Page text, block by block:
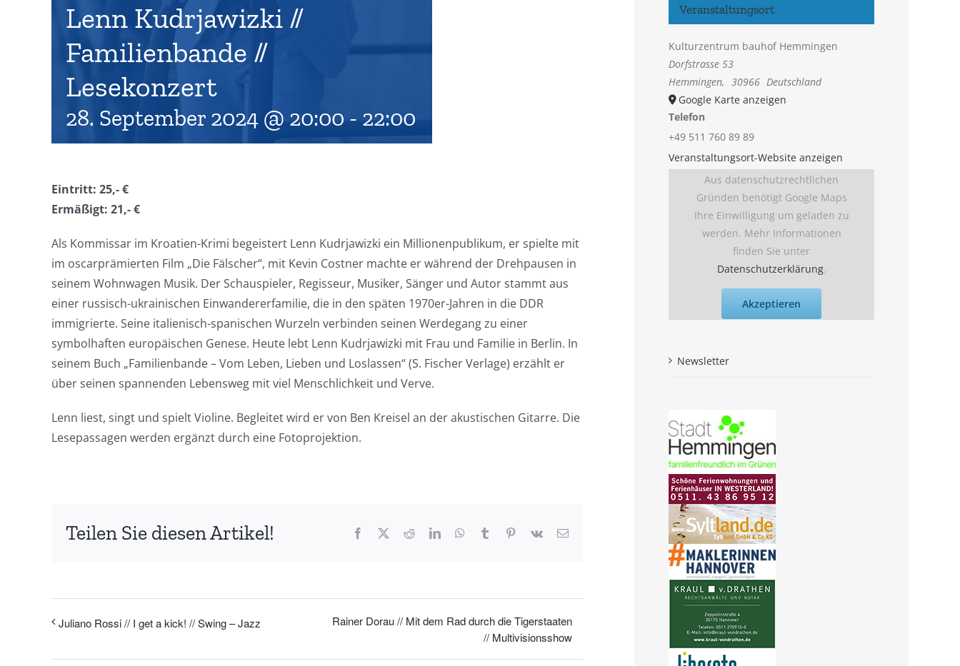
Lenn Kudrjawizki //
Familienbande //
Lesekonzert
28. September 2024 @ 20:00 - 22:00
Eintritt: 25,- €
Ermäßigt: 21,- €
Als Kommissar im Kroatien-Krimi begeistert Lenn Kudrjawizki ein Millionen­publikum, er spielte mit
im oscarprämierten Film „Die Fälscher“, mit Kevin Costner machte er während der Drehpausen in
seinem Wohnwagen Musik. Der Schauspieler, Regisseur, Musiker, Sänger und Autor stammt aus
einer russisch-ukrainischen Einwandererfamilie, die in den späten 1970er-Jahren in die DDR
immigrierte. Seine italienisch-spanischen Wurzeln verbinden seinen Werdegang zu einer
symbolhaften europäischen Genese. Heute lebt Lenn Kudrjawizki mit Frau und Familie in Berlin. In
seinem Buch „Familienbande – Vom Leben, Lieben und Loslassen“ (S. Fischer Verlage) erzählt er
über seinen spannenden Lebensweg mit viel Menschlichkeit und Verve.
Lenn liest, singt und spielt Violine. Begleitet wird er von Ben Kreisel an der akustischen Gitarre. Die
Lesepassagen werden ergänzt durch eine Fotoprojektion.
Teilen Sie diesen Artikel! Facebook RedditLinkedInWhatsApp
Tumblr Pinterest
Vk
E-
Juliano Rossi // I get a kick! // Swing – Jazz
Rainer Dorau // Mit dem Rad durch die Tigerstaaten
// Multivisionsshow
Veranstaltungsort
Kulturzentrum bauhof Hemmingen
Dorfstrasse 53
Hemmingen, 30966 Deutschland
Google Karte anzeigen
Telefon
+49 511 760 89 89
Veranstaltungsort-Website anzeigen
Aus datenschutzrechtlichen
Gründen benötigt Google Maps
Ihre Einwilligung um geladen zu
werden. Mehr Informationen
finden Sie unter
Datenschutzerklärung.
Akzeptieren
Newsletter